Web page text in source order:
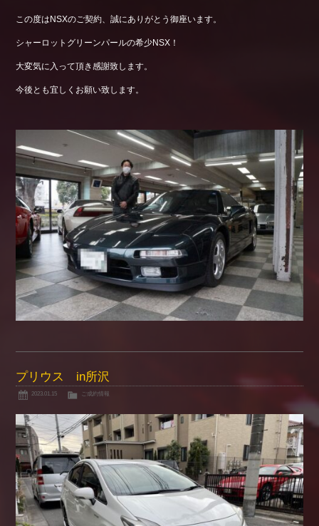
この度はNSXのご契約、誠にありがとう御座います。
シャーロットグリーンパールの希少NSX！
大変気に入って頂き感謝致します。
今後とも宜しくお願い致します。
プリウス in所沢
2023.01.15 ご成約情報